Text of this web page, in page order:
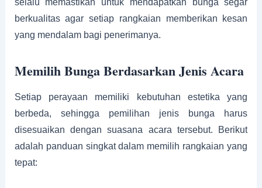
selalu memastikan untuk mendapatkan bunga segar
berkualitas agar setiap rangkaian memberikan kesan
yang mendalam bagi penerimanya.
Memilih Bunga Berdasarkan Jenis Acara
Setiap perayaan memiliki kebutuhan estetika yang
berbeda, sehingga pemilihan jenis bunga harus
disesuaikan dengan suasana acara tersebut. Berikut
adalah panduan singkat dalam memilih rangkaian yang
tepat: